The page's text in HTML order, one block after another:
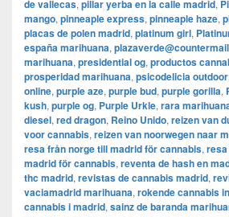
de vallecas, pillar yerba en la calle madrid,
mango, pinneaple express, pinneaple haze,
placas de polen madrid, platinum girl,
españa marihuana,
marihuana, presidential og, productos
prosperidad marihuana, psicodelicia outdoor
online, purple aze, purple bud, purple gorilla,
kush, purple og, Purple Urkle, rara
diesel, red dragon, Reino Unido, reizen van
voor cannabis, reizen van noorwegen naar
resa från norge till madrid för cannabis,
madrid för cannabis, reventa de hash en
thc madrid, revistas de cannabis madrid,
vaciamadrid marihuana, rokende cannabis
cannabis i madrid, sainz de baranda